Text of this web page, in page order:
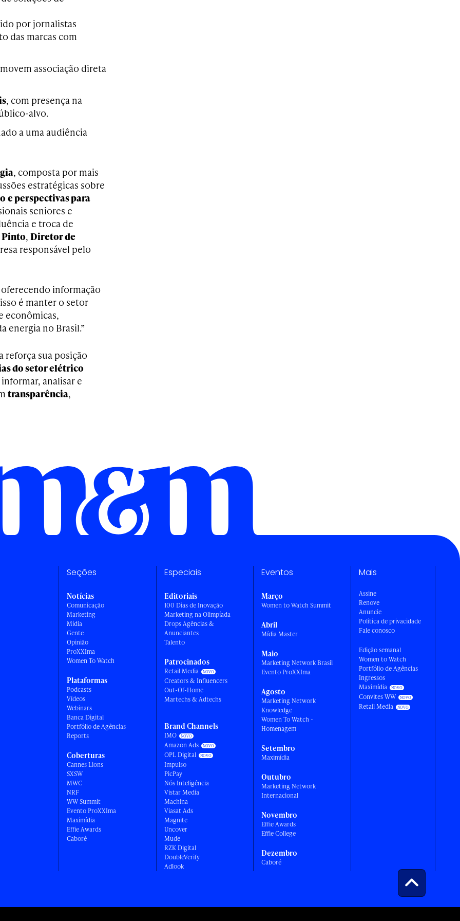
por jornalistas
das marcas com
associação direta
, com presença na
alvo.
a uma audiência
, composta por mais
estratégicas sobre
e perspectivas para
seniores e
e troca de
Pinto, Diretor de
responsável pelo
informação
é manter o setor
econômicas,
energia no Brasil.”
reforça sua posição
do setor elétrico
analisar e
transparência,
Seções
Notícias
Comunicação
Marketing
Mídia
Gente
Opinião
ProXXIma
Women To Watch
Plataformas
Podcasts
Vídeos
Webinars
Banca Digital
Portfólio de Agências
Reports
Coberturas
Cannes Lions
SXSW
MWC
NRF
WW Summit
Evento ProXXIma
Maximídia
Effie Awards
Caboré
Especiais
Editoriais
100 Dias de Inovação
Marketing na Olimpíada
Drops Agências &
Anunciantes
Talento
Patrocinados
Retail Media
Creators & Influencers
Out-Of-Home
Martechs & Adtechs
Brand Channels
IMO
Amazon Ads
OPL Digital
Impulso
PicPay
Nós Inteligência
Vistar Media
Machina
Viasat Ads
Magnite
Uncover
Mude
RZK Digital
DoubleVerify
Adlook
Eventos
Março
Women to Watch Summit
Abril
Mídia Master
Maio
Marketing Network Brasil
Evento ProXXIma
Agosto
Marketing Network
Knowledge
Women To Watch -
Homenagem
Setembro
Maximídia
Outubro
Marketing Network
Internacional
Novembro
Effie Awards
Effie College
Dezembro
Caboré
Mais
Assine
Renove
Anuncie
Política de privacidade
Fale conosco
Edição semanal
Women to Watch
Portfólio de Agências
Ingressos
Maximídia
Convites WW
Retail Media